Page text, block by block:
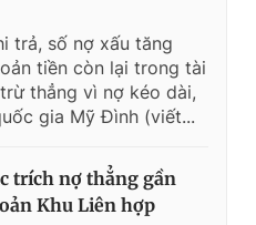
trả, số nợ xấu tăng
tiền còn lại trong tài
thẳng vì nợ kéo dài,
gia Mỹ Đình (viết...
trích nợ thẳng gần
Khu Liên hợp